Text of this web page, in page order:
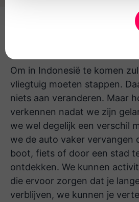
Reizen met een
Om in Indonesië te komen
vliegtuig moeten stappen.
niets aan veranderen. Maar
verkennen nadat we zijn
we wel degelijk een verschil
we de auto vaker vervangen
boot, fiets of door een stad
ontdekken. We kunnen
die ervoor zorgen dat je
verblijven, we kunnen je